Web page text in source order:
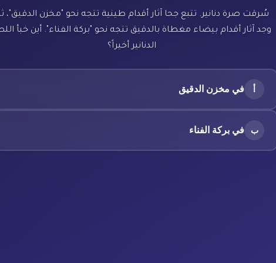
سُرقت صرة دنانير. تتبع جحا آثار أقدام طينية تتجه نحو "مخزن الدقيق"،
وجد آثار أقدام بيضاء مغطاة بالدقيق تتجه نحو "بركة الفناء". أين خبأ
الدنانير أخيراً؟
أ في مخزن الدقيق
ب في بركة الفناء